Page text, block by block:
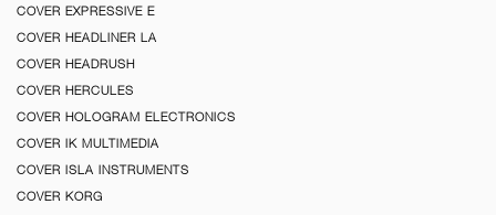
COVER EXPRESSIVE E
COVER HEADLINER LA
COVER HEADRUSH
COVER HERCULES
COVER HOLOGRAM ELECTRONICS
COVER IK MULTIMEDIA
COVER ISLA INSTRUMENTS
COVER KORG